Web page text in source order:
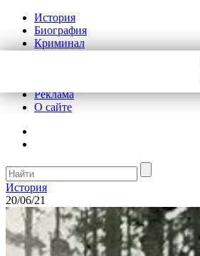
История
Биография
Криминал
Реклама
О сайте
История
20/06/21